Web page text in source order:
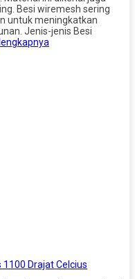
Besi wiremesh sering
untuk meningkatkan
Jenis-jenis Besi
Drajat Celcius